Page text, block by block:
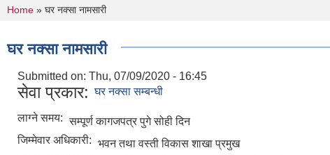
You are here
Home » घर नक्सा नामसारी
घर नक्सा नामसारी
Submitted on: Thu, 07/09/2020 - 16:45
सेवा प्रकार: घर नक्सा सम्बन्धी
लाग्ने समय: सम्पूर्ण कागजपत्र पुगे सोही दिन
जिम्मेवार अधिकारी: भवन तथा वस्ती विकास शाखा प्रमुख